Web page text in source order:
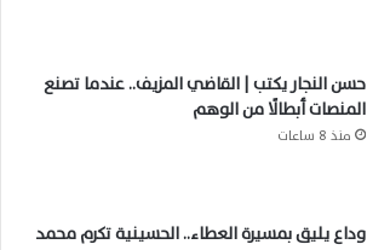
حسن النجار يكتب | القاضي المزيف.. عندما تصنع
المنصات أبطالًا من الوهم
منذ 8 ساعات
وداع يليق بمسيرة العطاء.. الحسينية تكرم محمد